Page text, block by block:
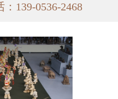
：139-0536-2468